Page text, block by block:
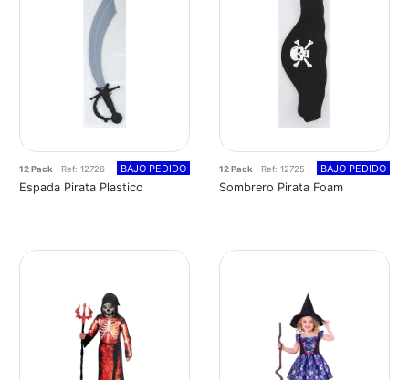
12 Pack- Ref: 12726 BAJO PEDIDO
Espada Pirata Plastico
12 Pack- Ref: 12725 BAJO PEDIDO
Sombrero Pirata Foam